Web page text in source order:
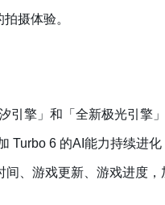
摄体验。
引擎」和「全新极光引擎
Turbo 6 的AI能力持续进
、游戏更新、游戏进度，